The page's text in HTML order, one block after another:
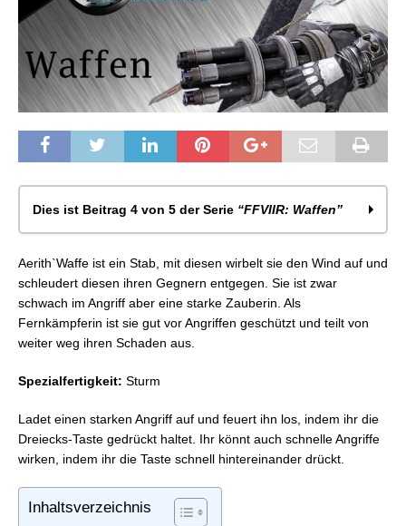
Dies ist Beitrag 4 von 5 der Serie “FFVIIR: Waffen”
FFVIIR: Clouds Waffen
FFVIIR: Barret Waffen
FFVIIR: Tifa Waffen
FFVIIR: Aerith Waffen
FFVIIR: Waffenmodifikation
Aerith`Waffe ist ein Stab, mit diesen wirbelt sie den Wind auf und
schleudert diesen ihren Gegnern entgegen. Sie ist zwar
schwach im Angriff aber eine starke Zauberin. Als
Fernkämpferin ist sie gut vor Angriffen geschützt und teilt von
weiter weg ihren Schaden aus.
Spezialfertigkeit: Sturm
Ladet einen starken Angriff auf und feuert ihn los, indem ihr die
Dreiecks-Taste gedrückt haltet. Ihr könnt auch schnelle Angriffe
wirken, indem ihr die Taste schnell hintereinander drückt.
Inhaltsverzeichnis